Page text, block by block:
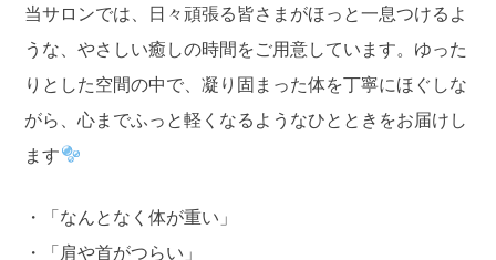
当サロンでは、日々頑張る皆さまがほっと一息つけるよ
うな、やさしい癒しの時間をご用意しています。ゆった
りとした空間の中で、凝り固まった体を丁寧にほぐしな
がら、心までふっと軽くなるようなひとときをお届けし
ます
・「なんとなく体が重い」
・「肩や首がつらい」